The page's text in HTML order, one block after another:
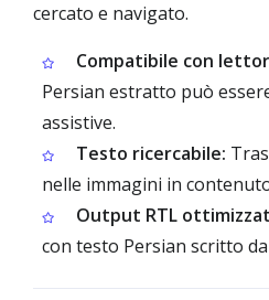
cercato e navigato.
Compatibile con
Persian estratto può
assistive.
Testo ricercabile:
nelle immagini in
Output RTL
con testo Persian scritto